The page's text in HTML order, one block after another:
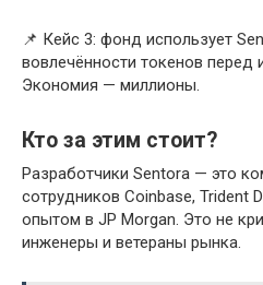
📌 Кейс 3: фонд использует
вовлечённости токенов перед
Экономия — миллионы.
Кто за этим стоит?
Разработчики Sentora — это
сотрудников Coinbase, Trident
опытом в JP Morgan. Это не
инженеры и ветераны рынка.